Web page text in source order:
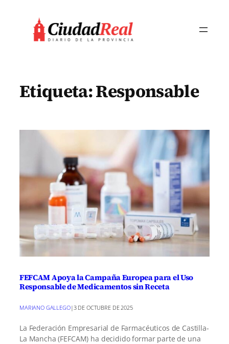
contenido
Etiqueta:Responsable
FEFCAM Apoya la Campaña Europea para el Uso
Responsable de Medicamentos sin Receta
MARIANO GALLEGO|3 DE OCTUBRE DE 2025
La Federación Empresarial de Farmacéuticos de Castilla-
La Mancha (FEFCAM) ha decidido formar parte de una